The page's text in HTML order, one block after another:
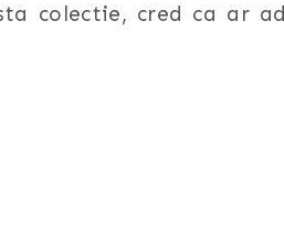
colectie, cred ca ar